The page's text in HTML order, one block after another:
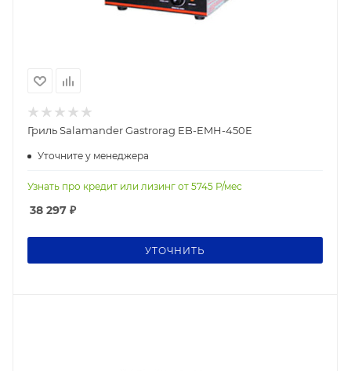
Гриль Salamander Gastrorag EB-EMH-450E
Уточните у менеджера
Узнать про кредит или лизинг от 5745 Р/мес
38 297 ₽
УТОЧНИТЬ